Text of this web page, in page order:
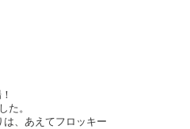
た。
、あえてフロッキー